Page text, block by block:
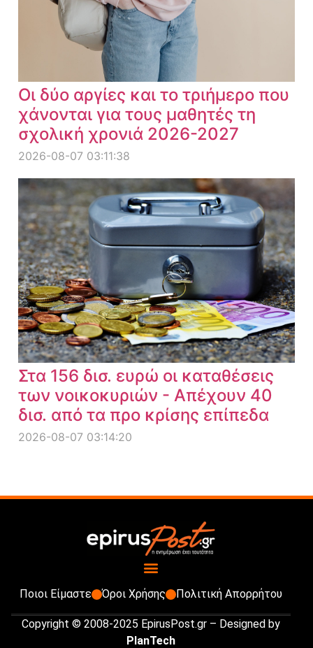
Οι δύο αργίες και το τριήμερο που
χάνονται για τους μαθητές τη
σχολική χρονιά 2026-2027
2026-08-07 03:11:38
Στα 156 δισ. ευρώ οι καταθέσεις
των νοικοκυριών - Απέχουν 40
δισ. από τα προ κρίσης επίπεδα
2026-08-07 03:14:20
Ποιοι Είμαστε Όροι Χρήσης Πολιτική Απορρήτου
Copyright © 2008-2025 EpirusPost.gr – Designed by
PlanTech